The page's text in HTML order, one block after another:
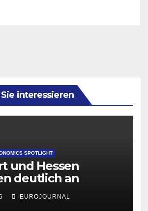
interessieren
SPOTLIGHT
und Hessen
deutlich an
für Startup-
EUROJOURNAL